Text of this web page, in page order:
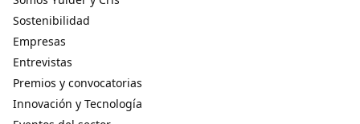
Sostenibilidad
Empresas
Entrevistas
Premios y convocatorias
Innovación y Tecnología